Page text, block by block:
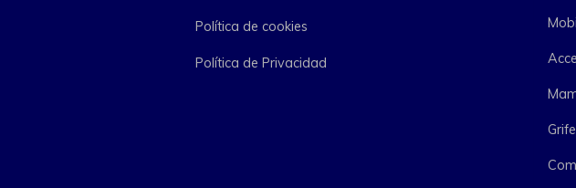
Política de cookies
Política de Privacidad